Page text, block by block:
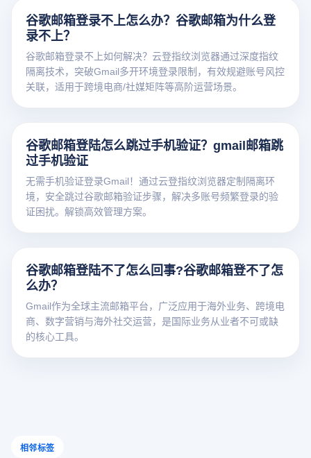
谷歌邮箱登录不上怎么办？谷歌邮箱为什么登
录不上？
谷歌邮箱登录不上如何解决？云登指纹浏览器通过深度指纹
隔离技术，突破Gmail多开环境登录限制，有效规避账号风控
关联，适用于跨境电商/社媒矩阵等高阶运营场景。
谷歌邮箱登陆怎么跳过手机验证？gmail邮箱跳
过手机验证
无需手机验证登录Gmail！通过云登指纹浏览器定制隔离环
境，安全跳过谷歌邮箱验证步骤，解决多账号频繁登录的验
证困扰。解锁高效管理方案。
谷歌邮箱登陆不了怎么回事?谷歌邮箱登不了怎
么办？
Gmail作为全球主流邮箱平台，广泛应用于海外业务、跨境电
商、数字营销与海外社交运营，是国际业务从业者不可或缺
的核心工具。
相邻标签